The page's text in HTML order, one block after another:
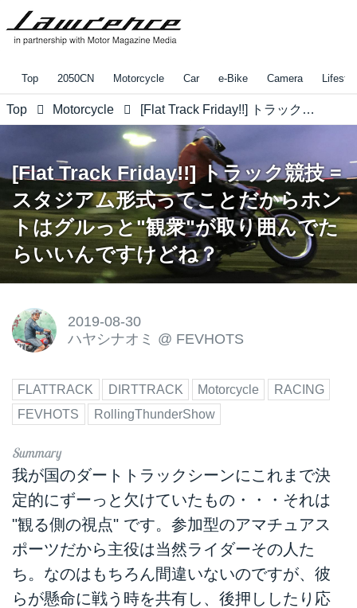
Top 2050CN Motorcycle Car e-Bike Camera
Top Motorcycle [Flat Track Friday!!] トラック競技 = スタジアム形式ってことだからホントはグルっと"観衆"が取り囲んでたらいいんですけどね？
[Flat Track Friday!!] トラック競技 =
スタジアム形式ってことだからホン
トはグルっと"観衆"が取り囲んでた
らいいんですけどね？
2019-08-30
ハヤシナオミ @ FEVHOTS
FLATTRACK DIRTTRACK Motorcycle
RACING
FEVHOTS
RollingThunderShow
我が国のダートトラックシーンにこれまで決
定的にずーっと欠けていたもの・・・それは
"観る側の視点" です。参加型のアマチュアス
ポーツだから主役は当然ライダーその人た
ち。なのはもちろん間違いないのですが、彼
らが懸命に戦う時を共有し、後押ししたり応